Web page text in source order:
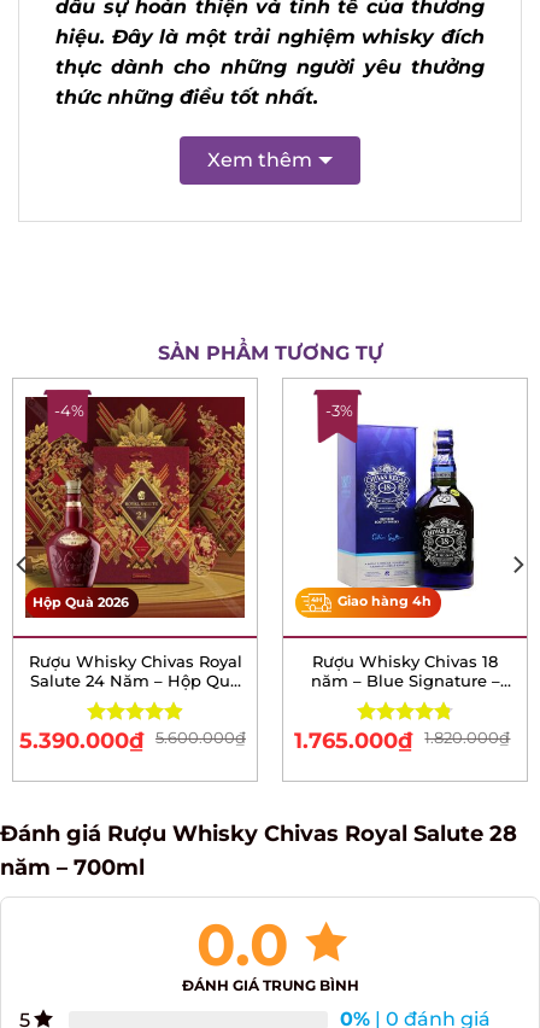
28 đánh dấu sự hoàn thiện và tinh tế
của thương hiệu. Đây là một trải
nghiệm whisky đích thực dành cho
những người yêu thưởng thức những
Xem thêm
SẢN PHẨM TƯƠNG TỰ
-4%
Rượu Whisky Chivas
Royal Salute 24 Năm –
Hộp Quà Tết 2026
out of 5
-3%
Giao hàng 4h
Rượu Whisky Chivas 18
năm – Blue Signature –
700ml
out of 5
Đánh giá Rượu Whisky Chivas Royal Salute 28
năm – 700ml
0.0
ĐÁNH GIÁ TRUNG BÌNH